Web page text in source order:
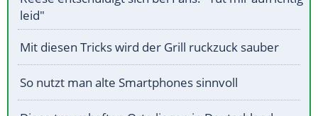
leid"
Mit diesen Tricks wird der Grill ruckzuck sauber
So nutzt man alte Smartphones sinnvoll